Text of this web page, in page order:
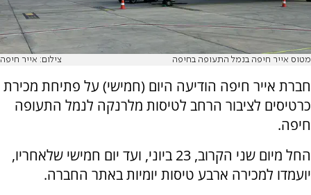
מטוס אייר חיפה בנמל התעופה בחיפה צילום: אייר חיפה
חברת אייר חיפה הודיעה היום (חמישי) על פתיחת מכירת
כרטיסים לציבור הרחב לטיסות מלרנקה לנמל התעופה
חיפה.
החל מיום שני הקרוב, 23 ביוני, ועד יום חמישי שלאחריו,
יועמדו למכירה ארבע טיסות יומיות באתר החברה.